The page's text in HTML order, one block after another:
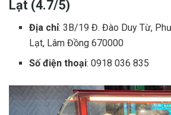
Lạt (4.7/5)
Địa chỉ: 3B/19 Đ. Đào Duy Từ,
Lạt, Lâm Đồng 670000
Số điện thoại: 0918 036 835